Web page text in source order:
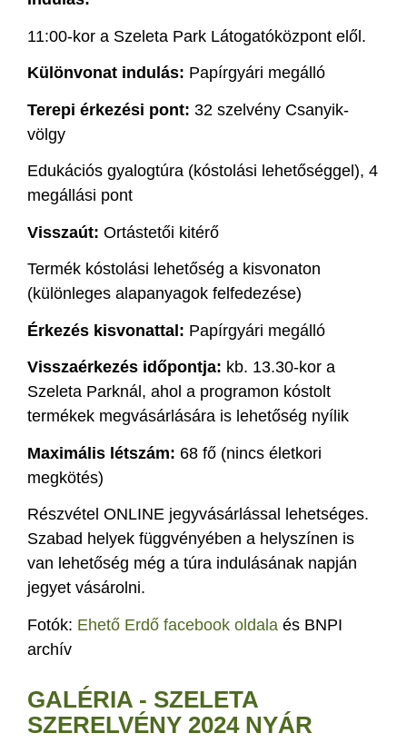
11:00-kor a Szeleta Park Látogatóközpont elől.
Különvonat indulás: Papírgyári megálló
Terepi érkezési pont: 32 szelvény Csanyik-
völgy
Edukációs gyalogtúra (kóstolási lehetőséggel), 4
megállási pont
Visszaút: Ortástetői kitérő
Termék kóstolási lehetőség a kisvonaton
(különleges alapanyagok felfedezése)
Érkezés kisvonattal: Papírgyári megálló
Visszaérkezés időpontja: kb. 13.30-kor a
Szeleta Parknál, ahol a programon kóstolt
termékek megvásárlására is lehetőség nyílik
Maximális létszám: 68 fő (nincs életkori
megkötés)
Részvétel ONLINE jegyvásárlással lehetséges.
Szabad helyek függvényében a helyszínen is
van lehetőség még a túra indulásának napján
jegyet vásárolni.
Fotók: Ehető Erdő facebook oldala és BNPI
archív
GALÉRIA - SZELETA
SZERELVÉNY 2024 NYÁR